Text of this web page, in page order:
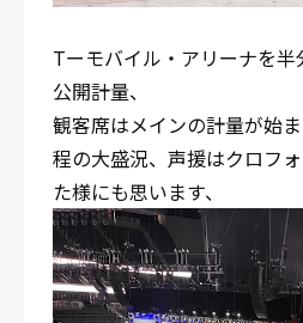
Tーモバイル・アリーナを半
公開計量、
観客席はメインの計量が始
程の大盛況、声援はクロフ
た様にも思います、